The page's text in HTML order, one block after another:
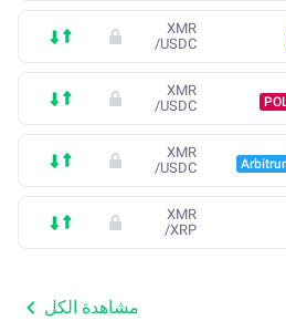
XMR
/USDC
XMR
/USDC
XMR
/USDC
XMR
/XRP
مشاهدة الكل